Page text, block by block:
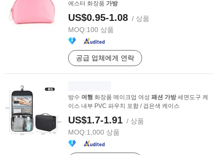
에스터 화장품 가방
US$0.95-1.08 / 상품
MOQ:100 상품
공급 업체에게 연락
방수 여행 화장품 메이크업 여성 패션 가방세면도구 케
이스 내부 PVC 파우치 포함 / 검은색 케이스
US$1.7-1.91 / 상품
MOQ:1,000 상품